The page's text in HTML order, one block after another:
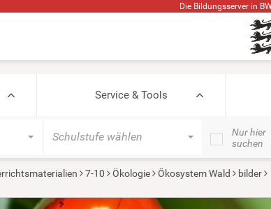
Die Bildungsserver in
Service & Tools
Schulstufe wählen
Nur hier
suchen
7-10 Ökologie Ökosystem Wald
bilder